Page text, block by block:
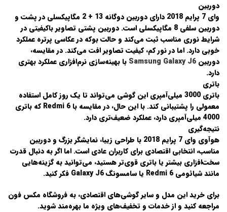
دوربین
وای 7 پرایم 2018 دارای دوربین دوگانه 13 + 2 مگاپیکسلی در پشت و
دوربین سلفی 8 مگاپیکسلی است. دوربین پشتی تصاویر باکیفیتی در
شرایط نوری مناسب ثبت می‌کند و حالت بوکه در عکاسی پرتره عملکرد
خوبی دارد. اما در نور کم، کیفیت تصاویر افت می‌کند. در مقایسه،
دوربین Samsung Galaxy J6 با بهینه‌سازی نرم‌افزاری عملکرد بهتری
دارد.
باتری
باتری 3000 میلی‌آمپری این گوشی می‌تواند تا یک روز کامل استفاده
معمولی را پشتیبانی کند. با این حال، در مقایسه باRedmi 6 که باتری
4000 میلی‌آمپری دارد، عملکرد ضعیف‌تری دارد.
نتیجه‌گیری
هوآوی وای 7 پرایم 2018 با طراحی زیبا، نمایشگر بزرگ و دوربین
مناسب، انتخابی اقتصادی برای کاربران عادی است. اما اگر به دنبال قدرت
سخت‌افزاری بیشتر یا باتری قوی‌تر هستید، می‌توانید به گزینه‌هایی
مانندشیائومی Redmi 6 یاسامسونگ Galaxy J6
فکر کنید.
برای خرید این مدل و سایر گوشی‌های اقتصادی، به فروشگاه مکس فون
مراجعه کنید و از خدمات و تخفیف‌های ویژه ما بهره‌مند شوید.